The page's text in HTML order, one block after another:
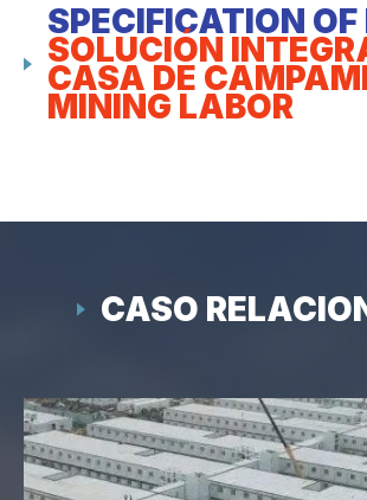
SPECIFICATION
SOLUCIÓN
CASA DE
MINING LABOR
CASO